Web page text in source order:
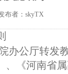
布者：skyTX
公厅转发
、《河南省